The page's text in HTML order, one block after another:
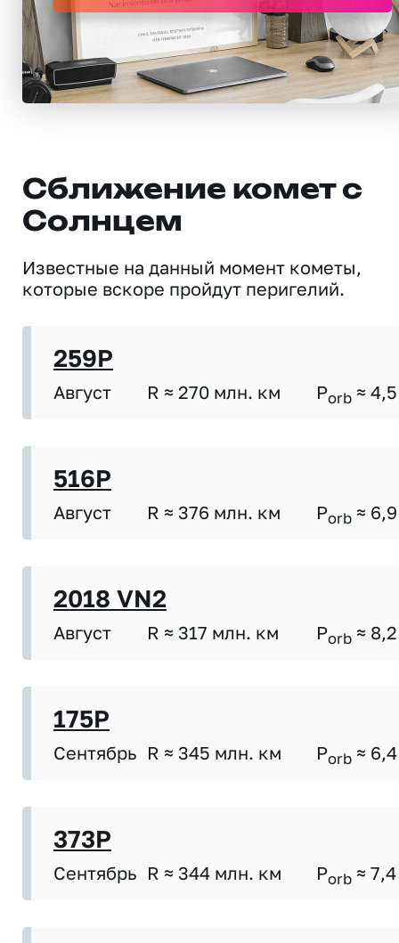
Сближение комет с
Солнцем
Известные на данный момент кометы,
которые вскоре пройдут перигелий.
259P
Август R ≈ 270 млн. км Porb ≈ 4,5
516P
Август R ≈ 376 млн. км Porb ≈ 6,9
2018 VN2
Август R ≈ 317 млн. км Porb ≈ 8,2
175P
Сентябрь R ≈ 345 млн. км Porb ≈ 6,4
373P
Сентябрь R ≈ 344 млн. км Porb ≈ 7,4